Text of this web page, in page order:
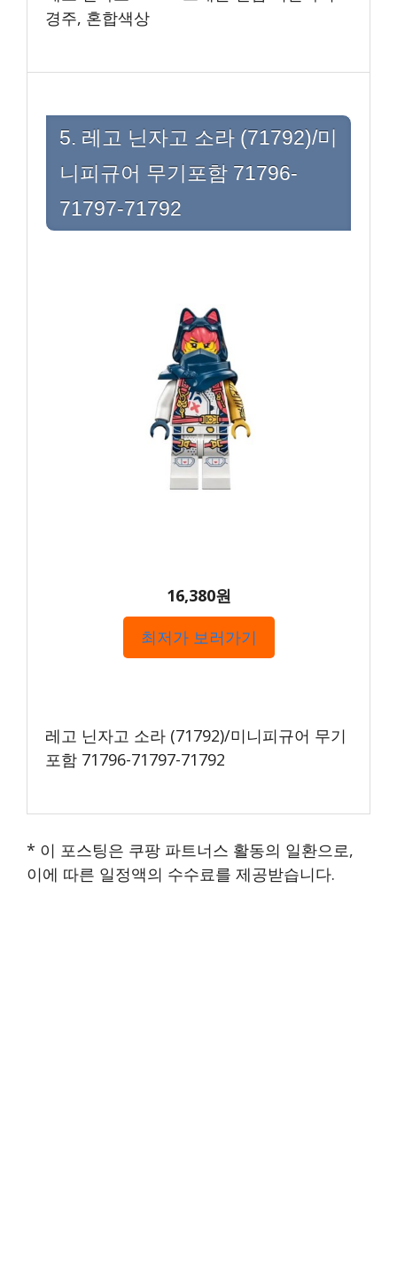
경주, 혼합색상
5. 레고 닌자고 소라 (71792)/미
니피규어 무기포함 71796-
71797-71792
16,380원
최저가 보러가기
레고 닌자고 소라 (71792)/미니피규어 무기
포함 71796-71797-71792
* 이 포스팅은 쿠팡 파트너스 활동의 일환으로,
이에 따른 일정액의 수수료를 제공받습니다.